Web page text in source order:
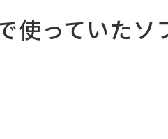
使っていたソ